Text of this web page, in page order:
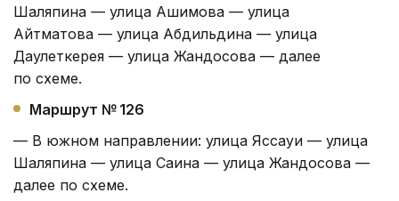
Шаляпина — улица Ашимова — улица
Айтматова — улица Абдильдина — улица
Даулеткерея — улица Жандосова — далее
по схеме.
Маршрут № 126
— В южном направлении: улица Яссауи — улица
Шаляпина — улица Саина — улица Жандосова —
далее по схеме.